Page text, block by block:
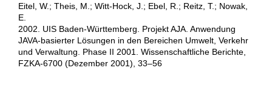
Eitel, W.; Theis, M.; Witt-Hock, J.; Ebel, R.; Reitz, T.; Nowak,
E.
2002. UIS Baden-Württemberg. Projekt AJA. Anwendung
JAVA-basierter Lösungen in den Bereichen Umwelt, Verkehr
und Verwaltung. Phase II 2001. Wissenschaftliche Berichte,
FZKA-6700 (Dezember 2001), 33–56